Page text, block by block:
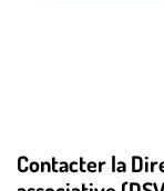
Contacter la